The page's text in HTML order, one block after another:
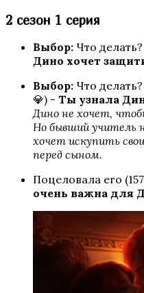
Грешный Лондон
Десять желаний Софи
2 сезон 1 серия
Выбор: Что
Дино хочет
Выбор: Что
💎) - Ты узнала
Дино не хочет,
Но бывший учитель
хочет искупить
перед сыном.
Поцеловала его
очень важна для